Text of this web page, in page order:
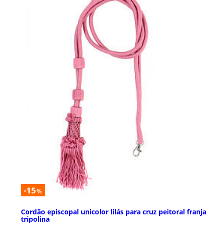
-15%
Cordão episcopal unicolor lilás para cruz peitoral franja
tripolina